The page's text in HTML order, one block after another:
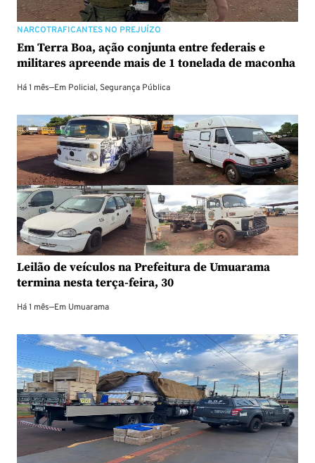
NARCOTRAFICANTES NO PREJUÍZO
Em Terra Boa, ação conjunta entre federais e
militares apreende mais de 1 tonelada de maconha
Há 1 mês—Em Policial, Segurança Pública
Leilão de veículos na Prefeitura de Umuarama
termina nesta terça-feira, 30
Há 1 mês—Em Umuarama